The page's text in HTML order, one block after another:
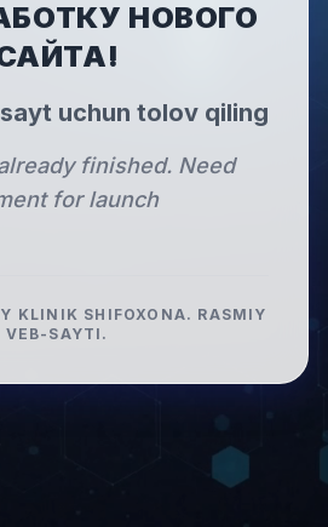
НОВОГО
uchun tolov qiling
finished. Need
for launch
KLINIK SHIFOXONA. RASMIY
VEB-SAYTI.